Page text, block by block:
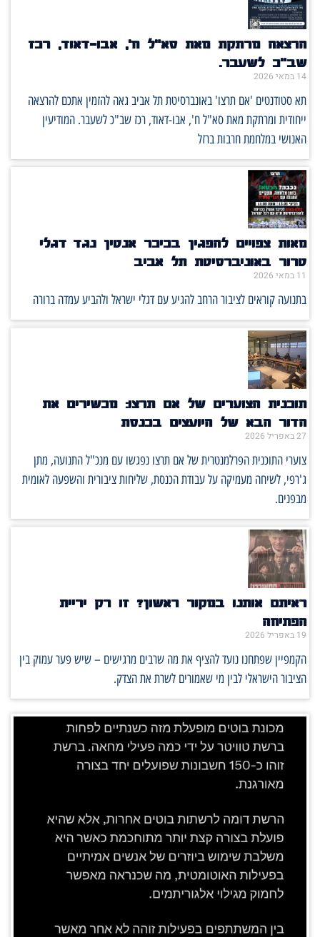
הרצאה מרתקת מאת סא"ל ח', אבו-דאוד, רכז
שב"כ לשעבר.
14 במאי 2026
תא סטודנטים 'אם תרצו' באונברסיטת תל אביב גאה להזמין אתכם להרצאה
ייחודית ומרתקת מאת סא"ל ח', אבו-דאוד, רכז שב"כ לשעבר. המודיעין
האנושי במלחמת חרבות ברזל
מאות צפויים להפגין בכיכר אנטין נגד דגלי
טרור באוניברסיטת תל אביב
11 במאי 2026
בתנועה קוראים לציבור הרחב להגיע עם דגלי ישראל ולהביע עמדה ברורה
תוכנית הצוערים של אם תרצו: מכשירים את
הדור הבא של היועצים בכנסת
27 באפריל 2026
צוערי התוכנית הפרלמנטרית של אם תרצו נפגשו עם מנכ"ל התנועה, מתן
ג'רפי, לשיחה מעמיקה על עבודת הכנסת, שליחות ציבורית והשפעה לאומית
מבפנים.
ראיתם אותנו במקור ראשון? זו רק יריית
הפתיחה
19 באפריל 2026
הקמפיין שפתחנו נועד להציף את מה שרבים מרגישים – שיש פער עמוק בין
הציבור הישראלי לבין מי שאמורים לשרת את הצדק.